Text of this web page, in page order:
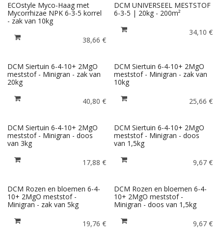
ECOstyle Myco-Haag met
Mycorrhizae NPK 6-3-5 korrel
- zak van 10kg
38,66 €
DCM UNIVERSEEL MESTSTOF
6-3-5 | 20kg - 200m²
34,10 €
DCM Siertuin 6-4-10+ 2MgO
meststof - Minigran - zak van
20kg
40,80 €
DCM Siertuin 6-4-10+ 2MgO
meststof - Minigran - zak van
10kg
25,66 €
DCM Siertuin 6-4-10+ 2MgO
meststof - Minigran - doos
van 3kg
17,88 €
DCM Siertuin 6-4-10+ 2MgO
meststof - Minigran - doos
van 1,5kg
9,67€
DCM Rozen en bloemen 6-4-
10+ 2MgO meststof -
Minigran - zak van 5kg
19,76 €
DCM Rozen en bloemen 6-4-
10+ 2MgO meststof -
Minigran - doos van 1,5kg
9,67€